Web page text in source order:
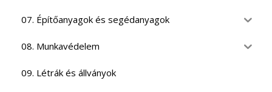
07. Építőanyagok és segédanyagok
08. Munkavédelem
09. Létrák és állványok